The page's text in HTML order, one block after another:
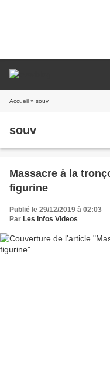
Accueil » souv
souv
Massacre à la
figurine
Publié le 29/12/2019 à 02:03
Par Les Infos Videos